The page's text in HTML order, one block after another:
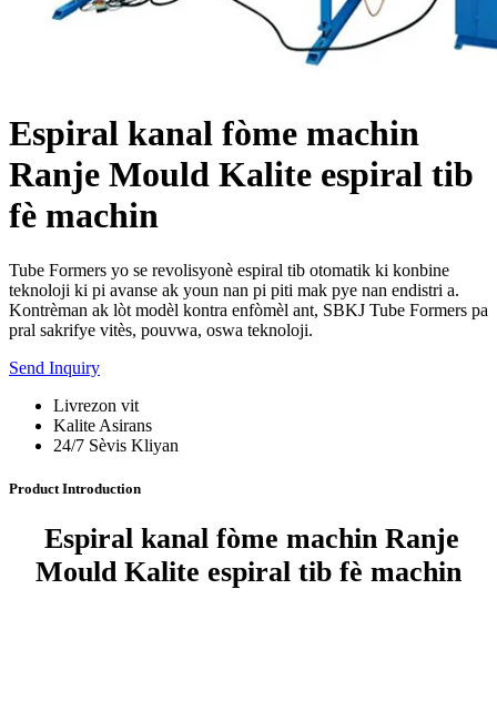
Espiral kanal fòme machin
Ranje Mould Kalite espiral tib
fè machin
Tube Formers yo se revolisyonè espiral tib otomatik ki konbine
teknoloji ki pi avanse ak youn nan pi piti mak pye nan endistri a.
Kontrèman ak lòt modèl kontra enfòmèl ant, SBKJ Tube Formers pa
pral sakrifye vitès, pouvwa, oswa teknoloji.
Send Inquiry
Livrezon vit
Kalite Asirans
24/7 Sèvis Kliyan
Product Introduction
Espiral kanal fòme machin Ranje
Mould Kalite espiral tib fè machin